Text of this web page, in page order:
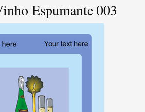
Espumante 003